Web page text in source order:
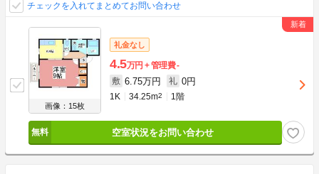
チェックを入れてまとめてお問い合わせ
画像：15枚
礼金なし
4.5万円 管理費-
敷 6.75万円 礼 0円
1K 34.25m2 1階
空室状況をお問い合わせ